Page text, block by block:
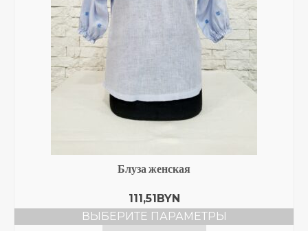
Блуза женская
111,51BYN
ВЫБЕРИТЕ ПАРАМЕТРЫ